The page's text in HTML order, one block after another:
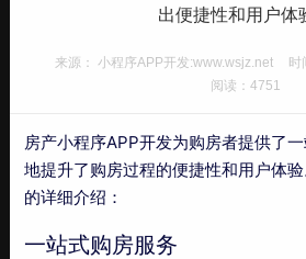
出便捷性和用户体
来源： 小程序APP开发:www.wsjz.net
时
阅读：4751
房产小程序APP开发为购房者提供了
地提升了购房过程的便捷性和用户体
的详细介绍：
一站式购房服务